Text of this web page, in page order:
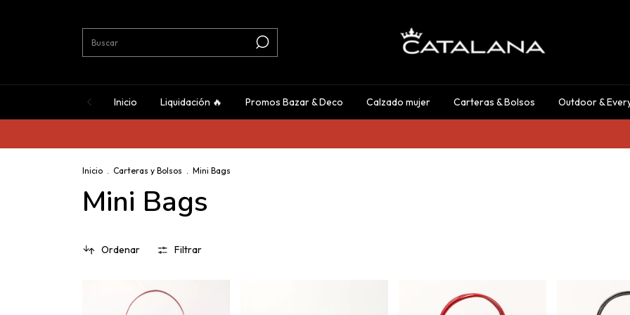
Inicio Liquidación 🔥 Promos Bazar & Deco Calzado mujer Carteras & Bolsos Outdoor &
Inicio . Carteras y Bolsos . Mini Bags
Mini Bags
Ordenar Filtrar